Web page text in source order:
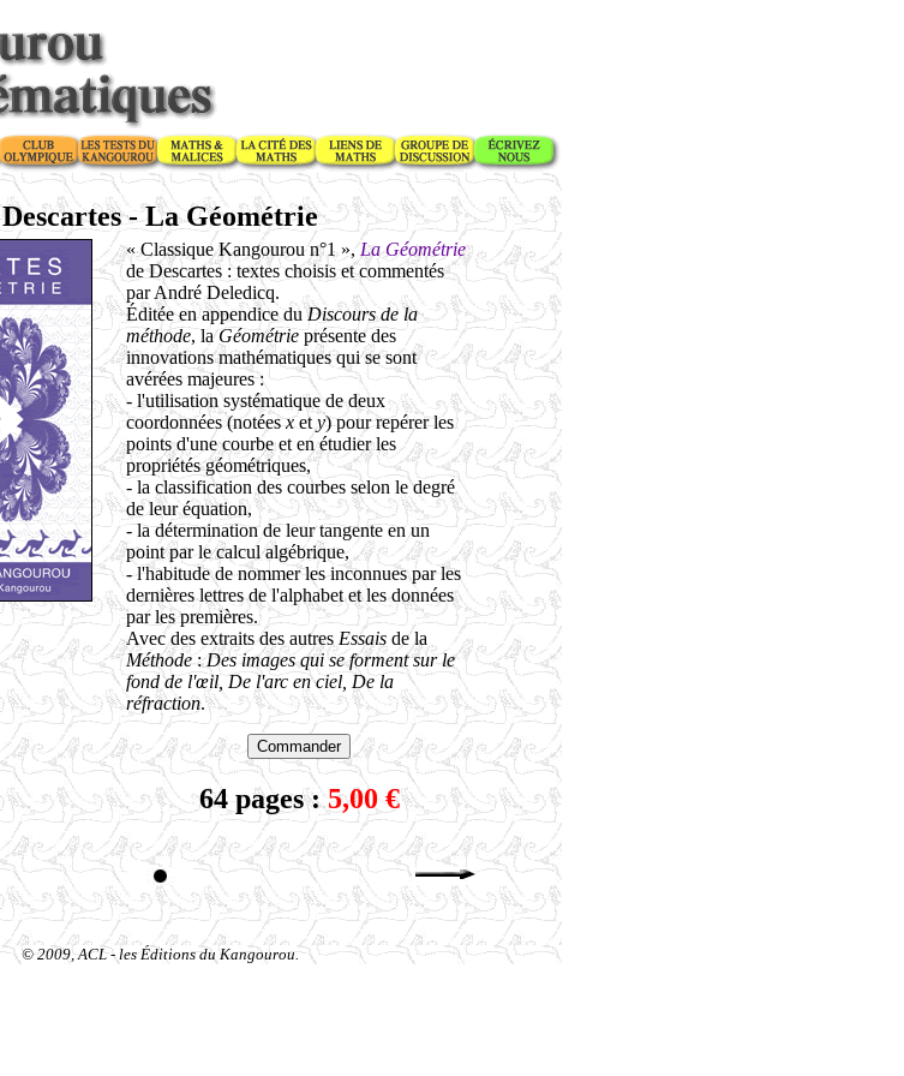
Descartes - La Géométrie
« Classique Kangourou n°1 », La Géométrie
de Descartes : textes choisis et commentés
par André Deledicq.
Éditée en appendice duDiscours de la
méthode, laGéométrieprésente des
innovations mathématiques qui se sont
avérées majeures :
- l'utilisation systématique de deux
coordonnées (notéesxet y) pour repérer les
points d'une courbe et en étudier les
propriétés géométriques,
- la classification des courbes selon le degré
de leur équation,
- la détermination de leur tangente en un
point par le calcul algébrique,
- l'habitude de nommer les inconnues par les
dernières lettres de l'alphabet et les données
par les premières.
Avec des extraits des autres Essais de la
Méthode:Des images qui se forment sur le
fond de l'œil, De l'arc en ciel, De la
réfraction.
64 pages :5,00 €
© 2009, ACL - les Éditions du Kangourou.